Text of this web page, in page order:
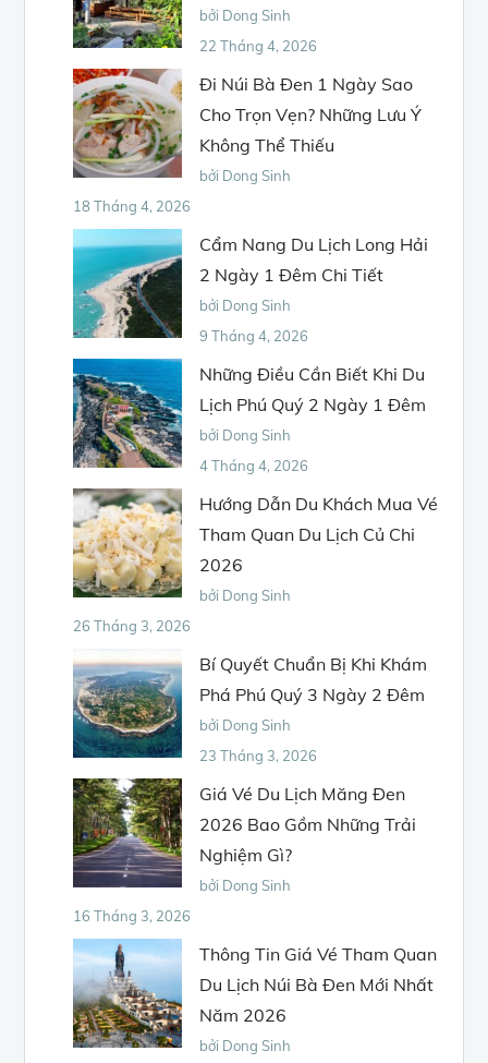
bởi Dong Sinh
22 Tháng 4, 2026
Đi Núi Bà Đen 1 Ngày Sao
Cho Trọn Vẹn? Những Lưu Ý
Không Thể Thiếu
bởi Dong Sinh
18 Tháng 4, 2026
Cẩm Nang Du Lịch Long Hải
2 Ngày 1 Đêm Chi Tiết
bởi Dong Sinh
9 Tháng 4, 2026
Những Điều Cần Biết Khi Du
Lịch Phú Quý 2 Ngày 1 Đêm
bởi Dong Sinh
4 Tháng 4, 2026
Hướng Dẫn Du Khách Mua Vé
Tham Quan Du Lịch Củ Chi
2026
bởi Dong Sinh
26 Tháng 3, 2026
Bí Quyết Chuẩn Bị Khi Khám
Phá Phú Quý 3 Ngày 2 Đêm
bởi Dong Sinh
23 Tháng 3, 2026
Giá Vé Du Lịch Măng Đen
2026 Bao Gồm Những Trải
Nghiệm Gì?
bởi Dong Sinh
16 Tháng 3, 2026
Thông Tin Giá Vé Tham Quan
Du Lịch Núi Bà Đen Mới Nhất
Năm 2026
bởi Dong Sinh